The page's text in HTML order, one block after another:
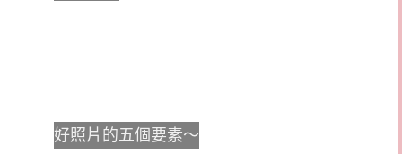
好照片的五個要素～